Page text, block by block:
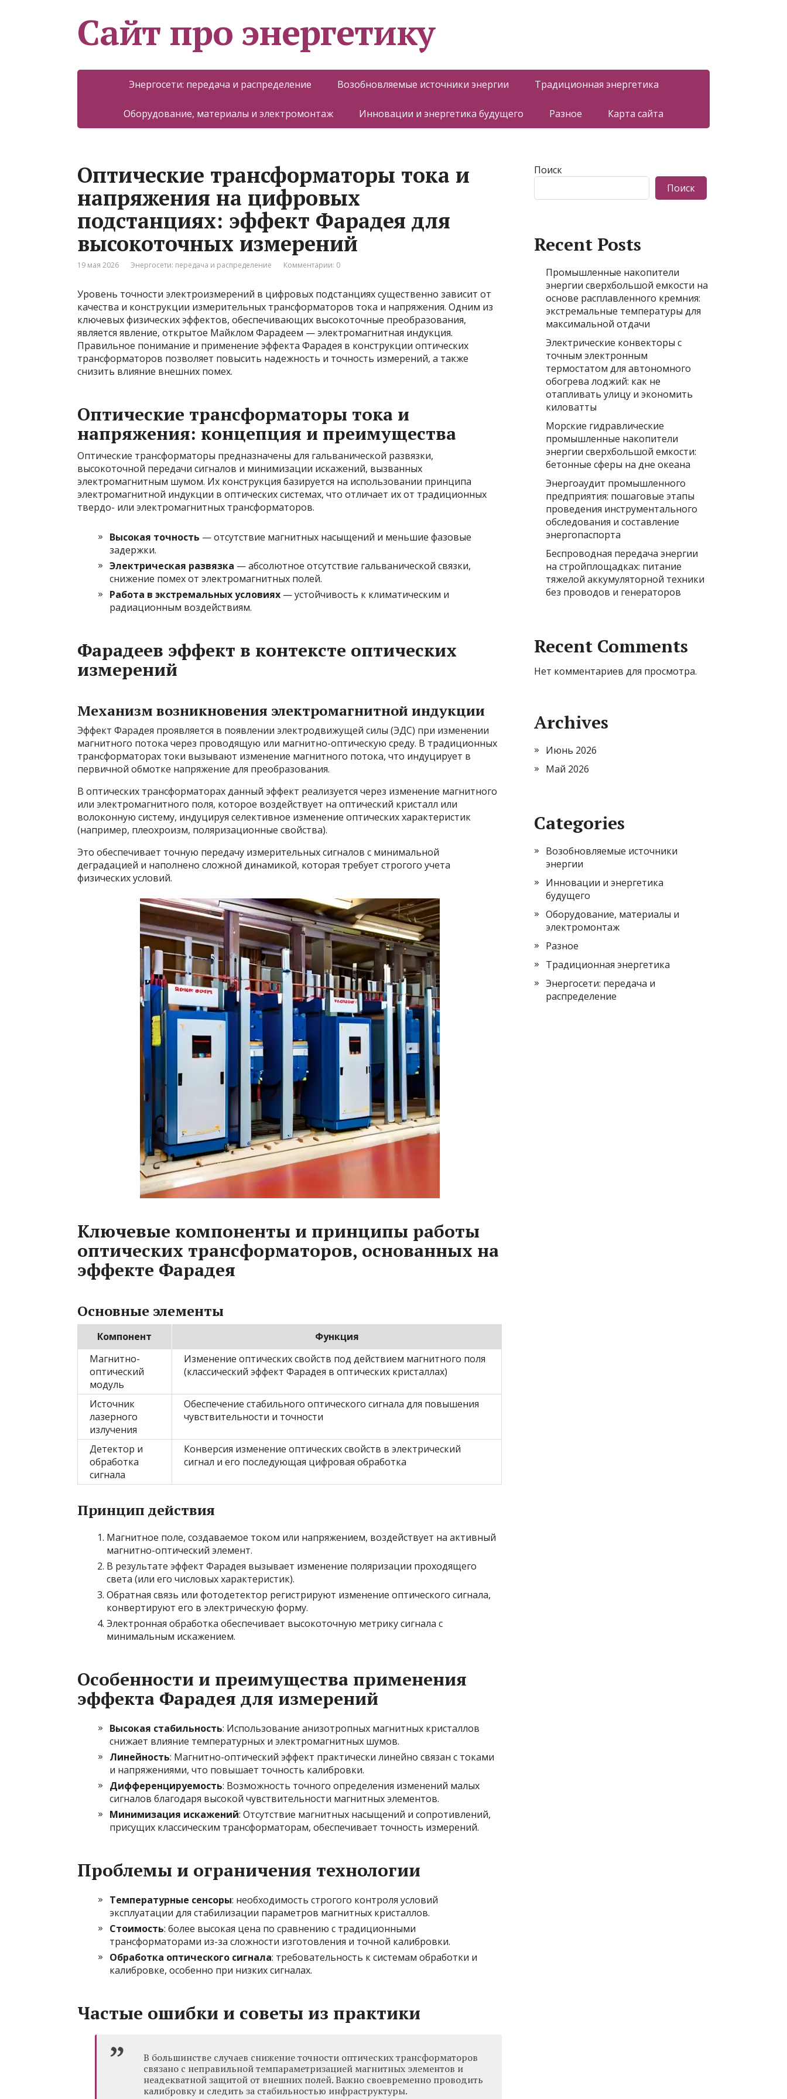
Сайт про энергетику
Энергосети: передача и распределение Возобновляемые источники энергии Традиционная энергетика
Оборудование, материалы и электромонтаж Инновации и энергетика будущего Разное Карта сайта
Оптические трансформаторы тока и
напряжения на цифровых
подстанциях: эффект Фарадея для
высокоточных измерений
19 мая 2026 Энергосети: передача и распределение Комментарии: 0
Уровень точности электроизмерений в цифровых подстанциях существенно зависит от
качества и конструкции измерительных трансформаторов тока и напряжения. Одним из
ключевых физических эффектов, обеспечивающих высокоточные преобразования,
является явление, открытое Майклом Фарадеем — электромагнитная индукция.
Правильное понимание и применение эффекта Фарадея в конструкции оптических
трансформаторов позволяет повысить надежность и точность измерений, а также
снизить влияние внешних помех.
Оптические трансформаторы тока и
напряжения: концепция и преимущества
Оптические трансформаторы предназначены для гальванической развязки,
высокоточной передачи сигналов и минимизации искажений, вызванных
электромагнитным шумом. Их конструкция базируется на использовании принципа
электромагнитной индукции в оптических системах, что отличает их от традиционных
твердо- или электромагнитных трансформаторов.
Высокая точность — отсутствие магнитных насыщений и меньшие фазовые
задержки.
Электрическая развязка — абсолютное отсутствие гальванической связки,
снижение помех от электромагнитных полей.
Работа в экстремальных условиях — устойчивость к климатическим и
радиационным воздействиям.
Фарадеев эффект в контексте оптических
измерений
Механизм возникновения электромагнитной индукции
Эффект Фарадея проявляется в появлении электродвижущей силы (ЭДС) при изменении
магнитного потока через проводящую или магнитно-оптическую среду. В традиционных
трансформаторах токи вызывают изменение магнитного потока, что индуцирует в
первичной обмотке напряжение для преобразования.
В оптических трансформаторах данный эффект реализуется через изменение магнитного
или электромагнитного поля, которое воздействует на оптический кристалл или
волоконную систему, индуцируя селективное изменение оптических характеристик
(например, плеохроизм, поляризационные свойства).
Это обеспечивает точную передачу измерительных сигналов с минимальной
деградацией и наполнено сложной динамикой, которая требует строгого учета
физических условий.
Ключевые компоненты и принципы работы
оптических трансформаторов, основанных на
эффекте Фарадея
Основные элементы
Компонент
Функция
Магнитно-
оптический
модуль
Изменение оптических свойств под действием магнитного поля
(классический эффект Фарадея в оптических кристаллах)
Источник
лазерного
излучения
Обеспечение стабильного оптического сигнала для повышения
чувствительности и точности
Детектор и
обработка
сигнала
Конверсия изменение оптических свойств в электрический
сигнал и его последующая цифровая обработка
Принцип действия
Магнитное поле, создаваемое током или напряжением, воздействует на активный
магнитно-оптический элемент.
В результате эффект Фарадея вызывает изменение поляризации проходящего
света (или его числовых характеристик).
Обратная связь или фотодетектор регистрируют изменение оптического сигнала,
конвертируют его в электрическую форму.
Электронная обработка обеспечивает высокоточную метрику сигнала с
минимальным искажением.
Особенности и преимущества применения
эффекта Фарадея для измерений
Высокая стабильность: Использование анизотропных магнитных кристаллов
снижает влияние температурных и электромагнитных шумов.
Линейность: Магнитно-оптический эффект практически линейно связан с токами
и напряжениями, что повышает точность калибровки.
Дифференцируемость: Возможность точного определения изменений малых
сигналов благодаря высокой чувствительности магнитных элементов.
Минимизация искажений: Отсутствие магнитных насыщений и сопротивлений,
присущих классическим трансформаторам, обеспечивает точность измерений.
Проблемы и ограничения технологии
Температурные сенсоры: необходимость строгого контроля условий
эксплуатации для стабилизации параметров магнитных кристаллов.
Стоимость: более высокая цена по сравнению с традиционными
трансформаторами из-за сложности изготовления и точной калибровки.
Обработка оптического сигнала: требовательность к системам обработки и
калибровке, особенно при низких сигналах.
Частые ошибки и советы из практики
В большинстве случаев снижение точности оптических трансформаторов
связано с неправильной темпараметризацией магнитных элементов и
неадекватной защитой от внешних полей. Важно своевременно проводить
калибровку и следить за стабильностью инфраструктуры.
Поиск
Поиск
Recent Posts
Промышленные накопители
энергии сверхбольшой емкости на
основе расплавленного кремния:
экстремальные температуры для
максимальной отдачи
Электрические конвекторы с
точным электронным
термостатом для автономного
обогрева лоджий: как не
отапливать улицу и экономить
киловатты
Морские гидравлические
промышленные накопители
энергии сверхбольшой емкости:
бетонные сферы на дне океана
Энергоаудит промышленного
предприятия: пошаговые этапы
проведения инструментального
обследования и составление
энергопаспорта
Беспроводная передача энергии
на стройплощадках: питание
тяжелой аккумуляторной техники
без проводов и генераторов
Recent Comments
Нет комментариев для просмотра.
Archives
Июнь 2026
Май 2026
Categories
Возобновляемые источники
энергии
Инновации и энергетика
будущего
Оборудование, материалы и
электромонтаж
Разное
Традиционная энергетика
Энергосети: передача и
распределение